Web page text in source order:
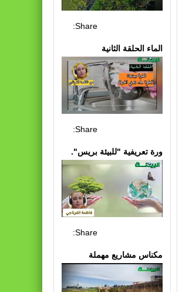
Share:
الماء الحلقة الثانية
Share:
ورة تعريفية "للبيئة بريس".
Share:
مكناس مشاريع مهملة